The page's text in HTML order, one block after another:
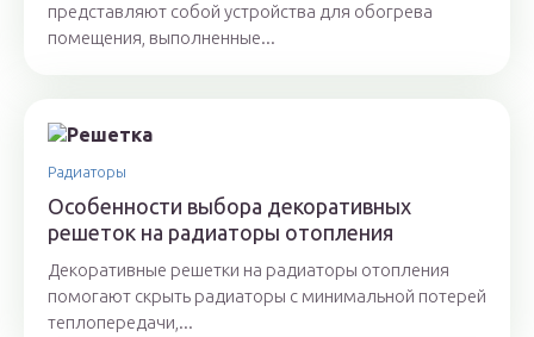
представляют собой устройства для обогрева
помещения, выполненные...
Радиаторы
Особенности выбора декоративных
решеток на радиаторы отопления
Декоративные решетки на радиаторы отопления
помогают скрыть радиаторы с минимальной потерей
теплопередачи,...